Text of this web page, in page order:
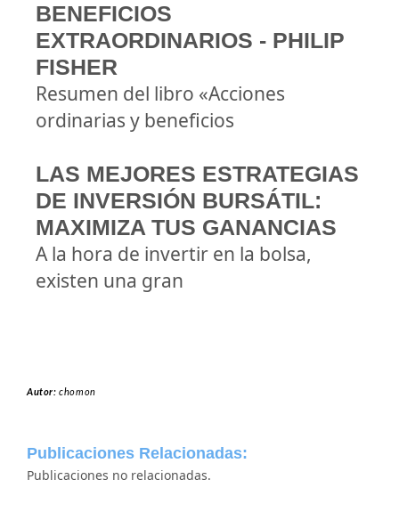
BENEFICIOS
EXTRAORDINARIOS - PHILIP
FISHER
Resumen del libro «Acciones
ordinarias y beneficios
LAS MEJORES ESTRATEGIAS
DE INVERSIÓN BURSÁTIL:
MAXIMIZA TUS GANANCIAS
A la hora de invertir en la bolsa,
existen una gran
Autor:chomon
Publicaciones Relacionadas:
Publicaciones no relacionadas.